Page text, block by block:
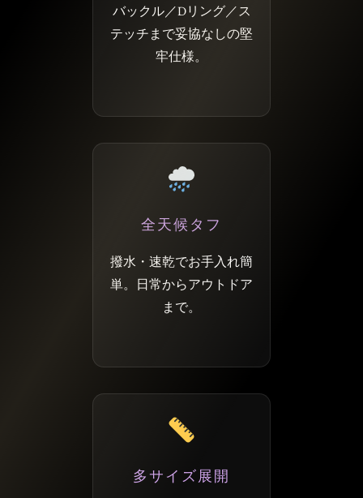
バックル／Dリング／ス
テッチまで妥協なしの堅
牢仕様。
全天候タフ
撥水・速乾でお手入れ簡
単。日常からアウトドア
まで。
多サイズ展開